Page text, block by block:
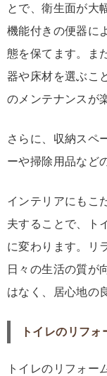
とで、衛生面が大
機能付きの便器に
態を保てます。ま
器や床材を選ぶこ
のメンテナンスが
さらに、収納スペ
ーや掃除用品など
インテリアにもこ
夫することで、ト
に変わります。リ
日々の生活の質が
はなく、居心地の
トイレのリフ
トイレのリフォー